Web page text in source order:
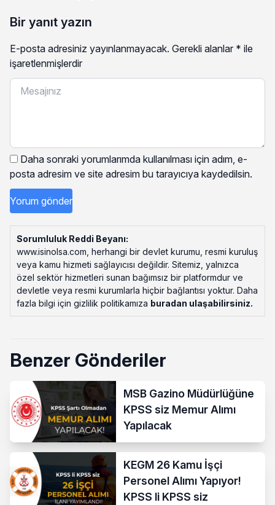
Bir yanıt yazın
E-posta adresiniz yayınlanmayacak. Gerekli alanlar * ile
işaretlenmişlerdir
Daha sonraki yorumlarımda kullanılması için adım, e-
posta adresim ve site adresim bu tarayıcıya kaydedilsin.
Sorumluluk Reddi Beyanı:
www.isinolsa.com, herhangi bir devlet kurumu, resmi kuruluş
veya kamu hizmeti sağlayıcısı değildir. Sitemiz, yalnızca
özel sektör hizmetleri sunan bağımsız bir platformdur ve
devletle veya resmi kurumlarla hiçbir bağlantısı yoktur. Daha
fazla bilgi için gizlilik politikamıza buradan ulaşabilirsiniz.
Benzer Gönderiler
MSB Gazino Müdürlüğüne
KPSS siz Memur Alımı
Yapılacak
KEGM 26 Kamu İşçi
Personel Alımı Yapıyor!
KPSS li KPSS siz